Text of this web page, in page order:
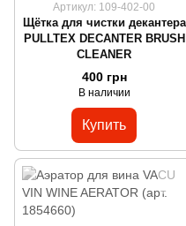
Артикул: 109-402-00
Щётка для чистки декантера
PULLTEX DECANTER BRUSH
CLEANER
400 грн
В наличии
Купить